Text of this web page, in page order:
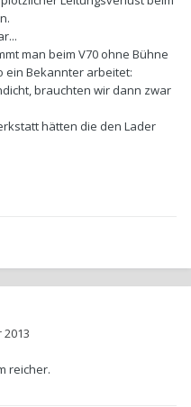
man beim V70 ohne Bühne
ein Bekannter arbeitet:
brauchten wir dann zwar
hätten die den Lader
reicher.